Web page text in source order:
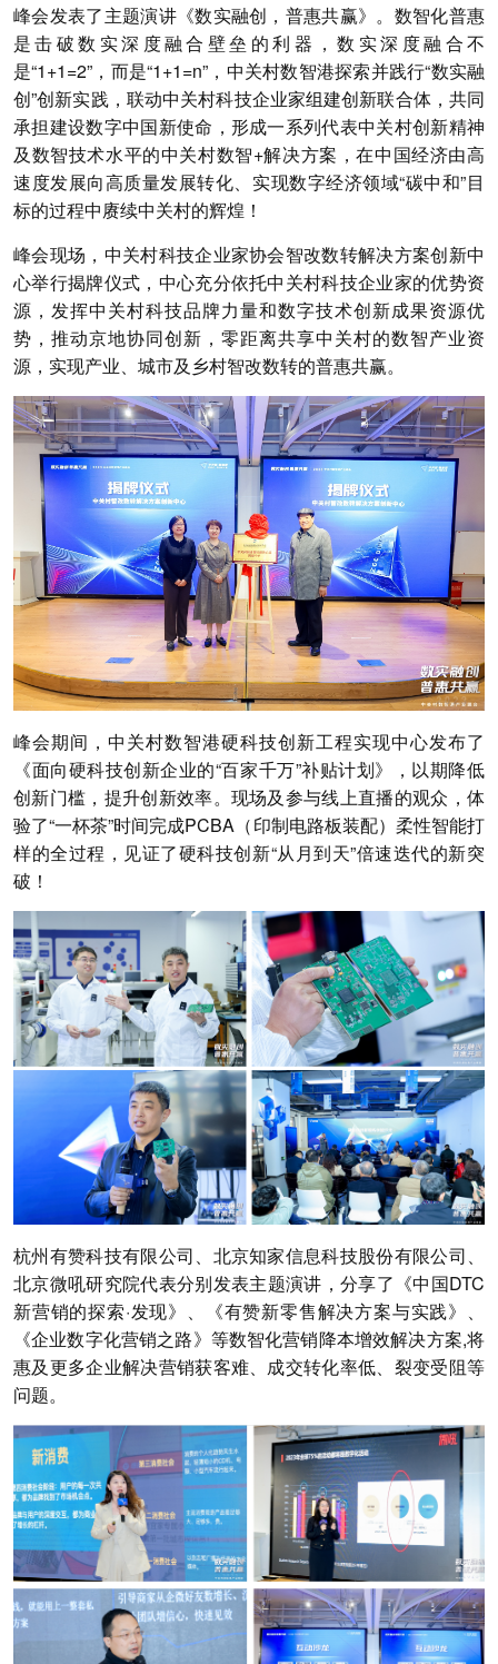
峰会发表了主题演讲《数实融创，普惠共赢》。数智化普惠
是击破数实深度融合壁垒的利器，数实深度融合不
是“1+1=2”，而是“1+1=n”，中关村数智港探索并践行“数实融
创”创新实践，联动中关村科技企业家组建创新联合体，共同
承担建设数字中国新使命，形成一系列代表中关村创新精神
及数智技术水平的中关村数智+解决方案，在中国经济由高
速度发展向高质量发展转化、实现数字经济领域“碳中和”目
标的过程中赓续中关村的辉煌！
峰会现场，中关村科技企业家协会智改数转解决方案创新中
心举行揭牌仪式，中心充分依托中关村科技企业家的优势资
源，发挥中关村科技品牌力量和数字技术创新成果资源优
势，推动京地协同创新，零距离共享中关村的数智产业资
源，实现产业、城市及乡村智改数转的普惠共赢。
峰会期间，中关村数智港硬科技创新工程实现中心发布了
《面向硬科技创新企业的“百家千万”补贴计划》，以期降低
创新门槛，提升创新效率。现场及参与线上直播的观众，体
验了“一杯茶”时间完成PCBA（印制电路板装配）柔性智能打
样的全过程，见证了硬科技创新“从月到天”倍速迭代的新突
破！
杭州有赞科技有限公司、北京知家信息科技股份有限公司、
北京微吼研究院代表分别发表主题演讲，分享了《中国DTC
新营销的探索·发现》、《有赞新零售解决方案与实践》、
《企业数字化营销之路》等数智化营销降本增效解决方案,将
惠及更多企业解决营销获客难、成交转化率低、裂变受阻等
问题。